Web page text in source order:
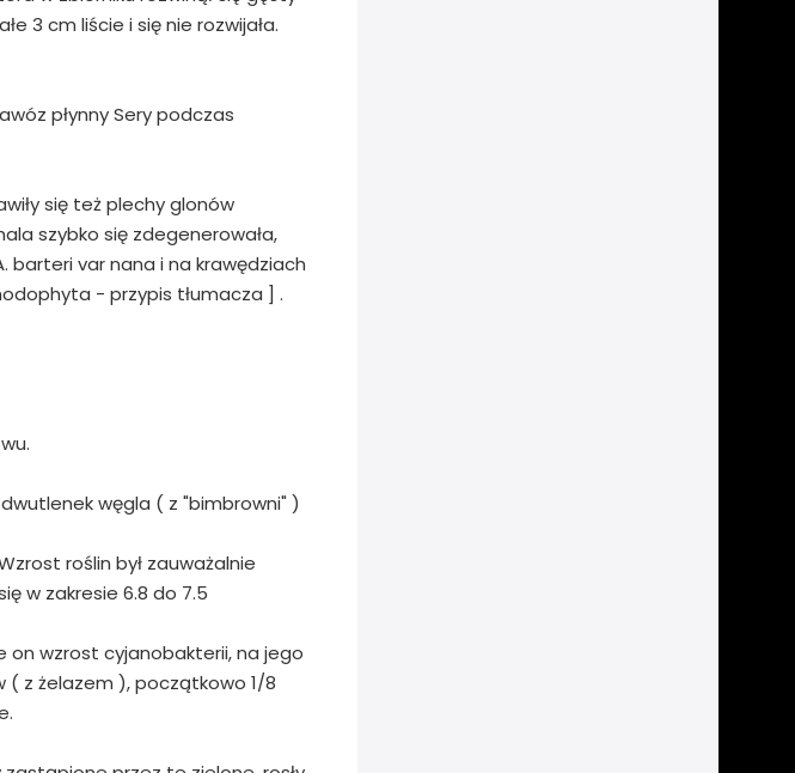
3 cm liście i się nie rozwijała.
płynny Sery podczas
się też plechy glonów
szybko się zdegenerowała,
barteri var nana i na krawędziach
- przypis tłumacza ] .
węgla ( z "bimbrowni" )
roślin był zauważalnie
w zakresie 6.8 do 7.5
on wzrost cyjanobakterii, na jego
z żelazem ), początkowo 1/8